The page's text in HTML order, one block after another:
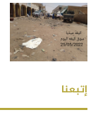
إتبعنا